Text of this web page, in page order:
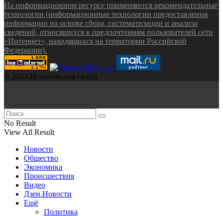
На информационном ресурсе применяются рекомендательные
технологии (информационные технологии предоставления
информации на основе сбора, систематизации и анализа
сведений, относящихся к предпочтениям пользователей сети
«Интернет», находящихся на территории Российской
Федерации).
© 2023 Искитимская газета
No Result
View All Result
Новости
Общество
Экономика
Происшествия
Видео
Дзен.Новости
Ещё
Политика